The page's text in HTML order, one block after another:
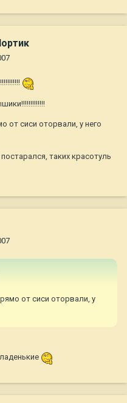
от сиси оторвали, у него
таких красотуль
от сиси оторвали, у